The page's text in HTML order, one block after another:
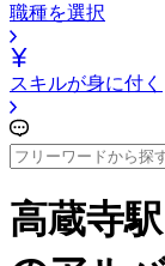
職種を選択
スキルが身に付く
高蔵寺